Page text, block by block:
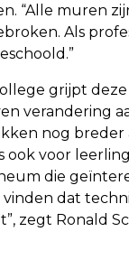
“Alle muren
Als
grijpt deze
verandering
nog breder
ook voor
die
vinden dat
zegt Ronald